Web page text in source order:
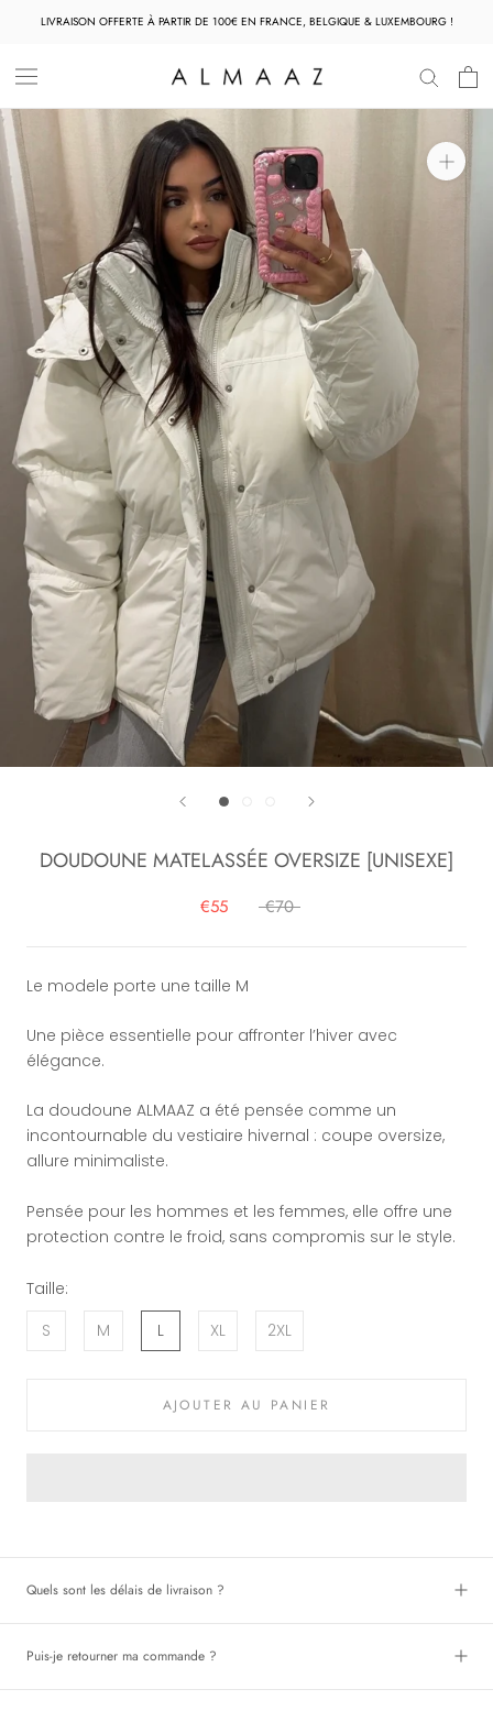
LIVRAISON OFFERTE À PARTIR DE 100€ EN FRANCE, BELGIQUE & LUXEMBOURG !
DOUDOUNE MATELASSÉE OVERSIZE [UNISEXE]
€55 €70
Le modele porte une taille M
Une pièce essentielle pour affronter l’hiver avec
élégance.
La doudoune ALMAAZ a été pensée comme un
incontournable du vestiaire hivernal : coupe oversize,
allure minimaliste.
Pensée pour les hommes et les femmes, elle offre une
protection contre le froid, sans compromis sur le style.
Taille:
S
M L XL 2XL
AJOUTER AU PANIER
Quels sont les délais de livraison ?
Puis-je retourner ma commande ?